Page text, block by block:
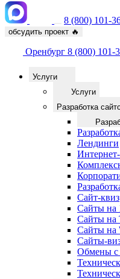
8 (800) 101-
обсудить проект 🔥
Оренбург 8 (800) 101-
Услуги
Услуги
Разработка
Лендинги
Сайт-квиз
Сайты на
Сайты на
Сайты на
Сайты-
Обмены с